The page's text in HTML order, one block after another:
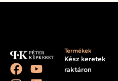
Termékek
Kész keretek
raktáron